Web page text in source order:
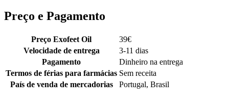
Preço e Pagamento
Preço Exofeet Oil 39€
Velocidade de entrega
3-11 dias
Pagamento
Dinheiro na entrega
Termos de férias para farmácias Sem receita
País de venda de mercadorias
Portugal, Brasil